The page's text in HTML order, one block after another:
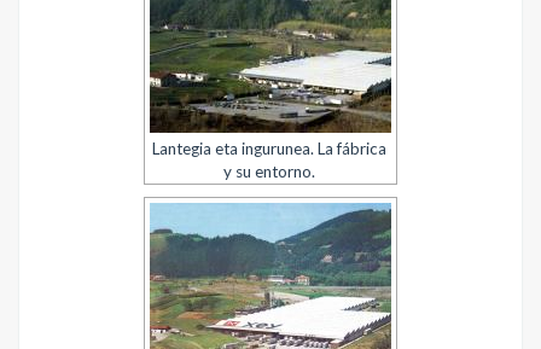
Lantegia eta ingurunea. La fábrica
y su entorno.